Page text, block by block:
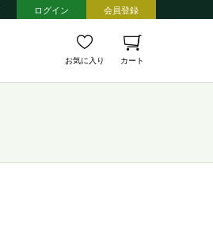
ログイン 会員登録
お気に入り カート